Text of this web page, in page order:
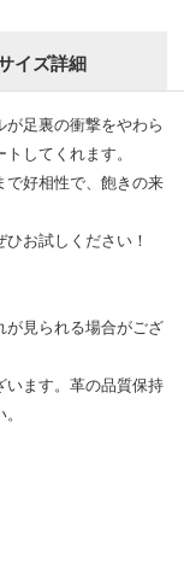
イズ詳細
足裏の衝撃をやわら
してくれます。
で好相性で、飽きの来
お試しください！
が見られる場合がござ
います。革の品質保持